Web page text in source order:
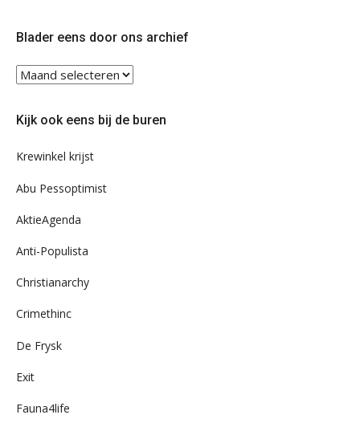
Blader eens door ons archief
Blader
ons
Kijk ook eens bij de buren
Krewinkel krijst
Abu Pessoptimist
AktieAgenda
Anti-Populista
Christianarchy
Crimethinc
De Frysk
Exit
Fauna4life